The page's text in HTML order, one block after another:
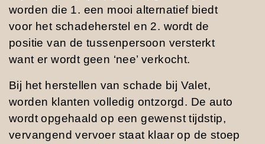
worden die 1. een mooi alternatief biedt
voor het schadeherstel en 2. wordt de
positie van de tussenpersoon versterkt
want er wordt geen ‘nee’ verkocht.
Bij het herstellen van schade bij Valet,
worden klanten volledig ontzorgd. De auto
wordt opgehaald op een gewenst tijdstip,
vervangend vervoer staat klaar op de stoep